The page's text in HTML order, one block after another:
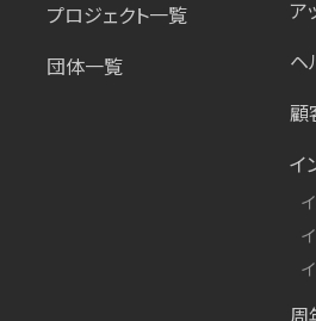
プロジェクト一覧
団体一覧
ア
ヘ
顧
イ
周